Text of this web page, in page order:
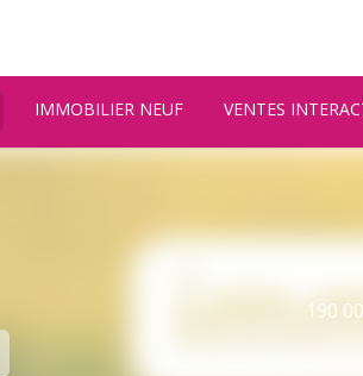
IMMOBILIER NEUF VENTES
190